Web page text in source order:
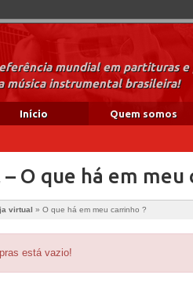
mundial em partituras e
música instrumental brasileira!
Início Quem somos
O que há em meu
virtual » O que há em meu carrinho ?
está vazio!